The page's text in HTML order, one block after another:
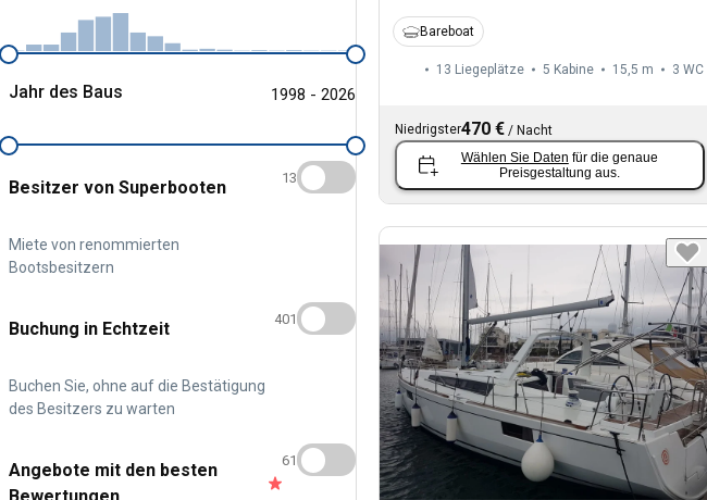
Jahr des Baus 1998 - 2026
Besitzer von Superbooten
Miete von renommierten
Bootsbesitzern
13
Buchung in Echtzeit
Buchen Sie, ohne auf die Bestätigung
des Besitzers zu warten
401
Angebote mit den besten
Bewertungen
61
Bareboat
13 Liegeplätze 5 Kabine 15,5 m 3 WC
Niedrigster470 € / Nacht
Wählen Sie Daten für die genaue
Preisgestaltung aus.